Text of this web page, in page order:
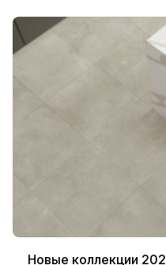
Новые коллекции